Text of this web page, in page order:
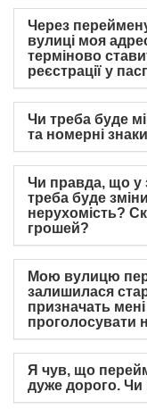
Через
вулиці моя
терміново
реєстрації у
Чи треба буде
та номерні
Чи правда, що у
треба буде
нерухомість?
грошей?
Мою вулицю
залишилася
призначать
проголосувати
Я чув, що
дуже дорого. Чи